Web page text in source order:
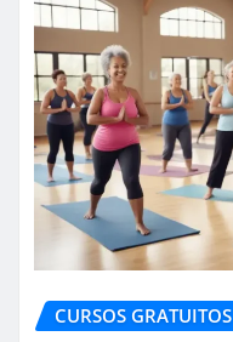
CURSOS GRATUITOS